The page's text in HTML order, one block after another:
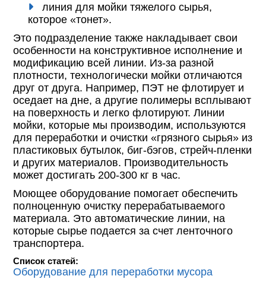
линия для мойки тяжелого сырья,
которое «тонет».
Это подразделение также накладывает свои
особенности на конструктивное исполнение и
модификацию всей линии. Из-за разной
плотности, технологически мойки отличаются
друг от друга. Например, ПЭТ не флотирует и
оседает на дне, а другие полимеры всплывают
на поверхность и легко флотируют. Линии
мойки, которые мы производим, используются
для переработки и очистки «грязного сырья» из
пластиковых бутылок, биг-бэгов, стрейч-пленки
и других материалов. Производительность
может достигать 200-300 кг в час.
Моющее оборудование помогает обеспечить
полноценную очистку перерабатываемого
материала. Это автоматические линии, на
которые сырье подается за счет ленточного
транспортера.
Список статей:
Оборудование для переработки мусора